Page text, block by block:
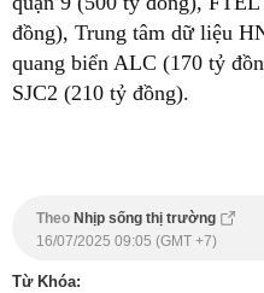
đồng), Trung tâm dữ liệu
quang biển ALC (170 tỷ
SJC2 (210 tỷ đồng).
Theo Nhịp sống thị trường
16/07/2025 09:05 (GMT +7)
Từ Khóa: